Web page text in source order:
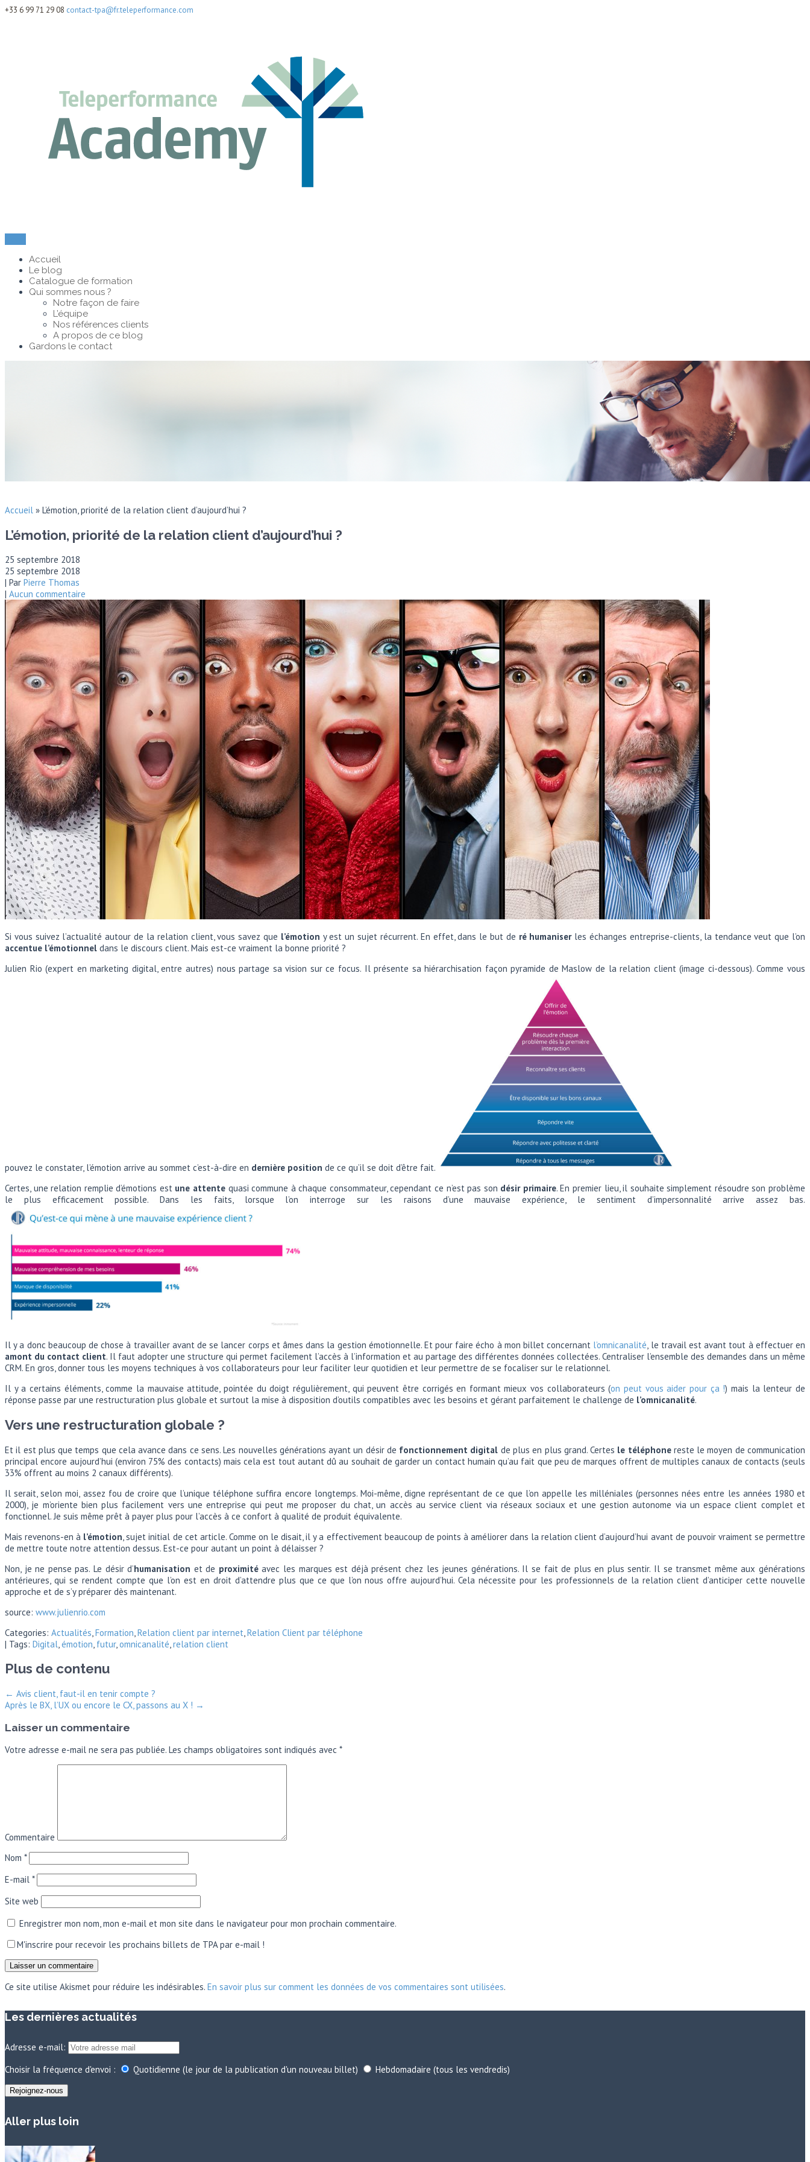
+33 6 99 71 29 08 contact-tpa@fr.teleperformance.com
Accueil
Le blog
Catalogue de formation
Qui sommes nous ?
Notre façon de faire
L’équipe
Nos références clients
A propos de ce blog
Gardons le contact
Accueil » L’émotion, priorité de la relation client d’aujourd’hui ?
L’émotion, priorité de la relation client d’aujourd’hui ?
25 septembre 2018
25 septembre 2018
| Par Pierre Thomas
| Aucun commentaire
Si vous suivez l’actualité autour de la relation client, vous savez que l’émotion y est un sujet récurrent. En effet, dans le but de ré humaniserles échanges entreprise-clients, la tendance veut que l’on
accentue l’émotionnel dans le discours client. Mais est-ce vraiment la bonne priorité ?
Julien Rio (expert en marketing digital, entre autres) nous partage sa vision sur ce focus. Il présente sa hiérarchisation façon pyramide de Maslow de la relation client (image ci-dessous). Comme vous
pouvez le constater, l’émotion arrive au sommet c’est-à-dire en dernière position de ce qu’il se doit d’être fait.
Certes, une relation remplie d’émotions est une attente quasi commune à chaque consommateur, cependant ce n’est pas son désir primaire. En premier lieu, il souhaite simplement résoudre son problème
le plus efficacement possible. Dans les faits, lorsque l’on interroge sur les raisons d’une mauvaise expérience, le sentiment d’impersonnalité arrive assez bas.
Il y a donc beaucoup de chose à travailler avant de se lancer corps et âmes dans la gestion émotionnelle. Et pour faire écho à mon billet concernant l’omnicanalité, le travail est avant tout à effectuer en
amont du contact client. Il faut adopter une structure qui permet facilement l’accès à l’information et au partage des différentes données collectées. Centraliser l’ensemble des demandes dans un même
CRM. En gros, donner tous les moyens techniques à vos collaborateurs pour leur faciliter leur quotidien et leur permettre de se focaliser sur le relationnel.
Il y a certains éléments, comme la mauvaise attitude, pointée du doigt régulièrement, qui peuvent être corrigés en formant mieux vos collaborateurs (on peut vous aider pour ça !) mais la lenteur de
réponse passe par une restructuration plus globale et surtout la mise à disposition d’outils compatibles avec les besoins et gérant parfaitement le challenge de l’omnicanalité.
Vers une restructuration globale ?
Et il est plus que temps que cela avance dans ce sens. Les nouvelles générations ayant un désir de fonctionnement digital de plus en plus grand. Certes le téléphonereste le moyen de communication
principal encore aujourd’hui (environ 75% des contacts) mais cela est tout autant dû au souhait de garder un contact humain qu’au fait que peu de marques offrent de multiples canaux de contacts (seuls
33% offrent au moins 2 canaux différents).
Il serait, selon moi, assez fou de croire que l’unique téléphone suffira encore longtemps. Moi-même, digne représentant de ce que l’on appelle les milléniales (personnes nées entre les années 1980 et
2000), je m’oriente bien plus facilement vers une entreprise qui peut me proposer du chat, un accès au service client via réseaux sociaux et une gestion autonome via un espace client complet et
fonctionnel. Je suis même prêt à payer plus pour l’accès à ce confort à qualité de produit équivalente.
Mais revenons-en à l’émotion , sujet initial de cet article. Comme on le disait, il y a effectivement beaucoup de points à améliorer dans la relation client d’aujourd’hui avant de pouvoir vraiment se permettre
de mettre toute notre attention dessus. Est-ce pour autant un point à délaisser ?
Non, je ne pense pas. Le désir d’humanisation et de proximitéavec les marques est déjà présent chez les jeunes générations. Il se fait de plus en plus sentir. Il se transmet même aux générations
antérieures, qui se rendent compte que l’on est en droit d’attendre plus que ce que l’on nous offre aujourd’hui. Cela nécessite pour les professionnels de la relation client d’anticiper cette nouvelle
approche et de s’y préparer dès maintenant.
source: www.julienrio.com
Categories: Actualités Formation Relation client par internet Relation Client par téléphone
| Tags: Digital émotion futur, omnicanalité relation client
Plus de contenu
← Avis client, faut-il en tenir compte ?
Après le BX, l’UX ou encore le CX, passons au X ! →
Laisser un commentaire
Votre adresse e-mail ne sera pas publiée. Les champs obligatoires sont indiqués avec *
Commentaire
Nom *
E-mail *
Site web
Enregistrer mon nom, mon e-mail et mon site dans le navigateur pour mon prochain commentaire.
M'inscrire pour recevoir les prochains billets de TPA par e-mail !
Ce site utilise Akismet pour réduire les indésirables. En savoir plus sur comment les données de vos commentaires sont utilisées.
Les dernières actualités
Adresse e-mail:
Choisir la fréquence d'envoi :
Quotidienne (le jour de la publication d'un nouveau billet) Hebdomadaire (tous les vendredis)
Aller plus loin